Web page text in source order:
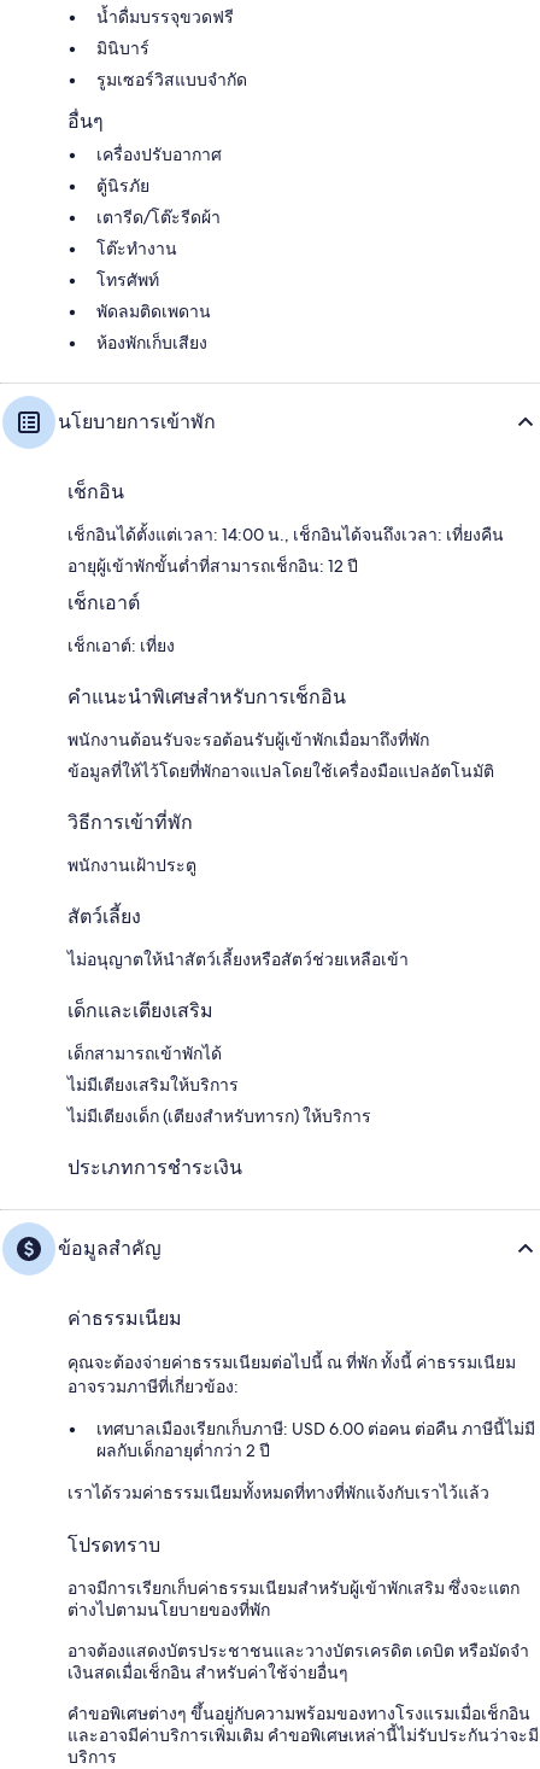
น้ำดื่มบรรจุขวดฟรี
มินิบาร์
รูมเซอร์วิสแบบจำกัด
อื่นๆ
เครื่องปรับอากาศ
ตู้นิรภัย
เตารีด/โต๊ะรีดผ้า
โต๊ะทำงาน
โทรศัพท์
พัดลมติดเพดาน
ห้องพักเก็บเสียง
นโยบายการเข้าพัก
เช็กอิน
เช็กอินได้ตั้งแต่เวลา: 14:00 น., เช็กอินได้จนถึงเวลา: เที่ยงคืน
อายุผู้เข้าพักขั้นต่ำที่สามารถเช็กอิน: 12 ปี
เช็กเอาต์
เช็กเอาต์: เที่ยง
คำแนะนำพิเศษสำหรับการเช็กอิน
พนักงานต้อนรับจะรอต้อนรับผู้เข้าพักเมื่อมาถึงที่พัก
ข้อมูลที่ให้ไว้โดยที่พักอาจแปลโดยใช้เครื่องมือแปลอัตโนมัติ
วิธีการเข้าที่พัก
พนักงานเฝ้าประตู
สัตว์เลี้ยง
ไม่อนุญาตให้นำสัตว์เลี้ยงหรือสัตว์ช่วยเหลือเข้า
เด็กและเตียงเสริม
เด็กสามารถเข้าพักได้
ไม่มีเตียงเสริมให้บริการ
ไม่มีเตียงเด็ก (เตียงสำหรับทารก) ให้บริการ
ประเภทการชำระเงิน
ข้อมูลสำคัญ
ค่าธรรมเนียม
คุณจะต้องจ่ายค่าธรรมเนียมต่อไปนี้ ณ ที่พัก ทั้งนี้ ค่าธรรมเนียม
อาจรวมภาษีที่เกี่ยวข้อง:
เทศบาลเมืองเรียกเก็บภาษี: USD 6.00 ต่อคน ต่อคืน ภาษีนี้ไม่มี
ผลกับเด็กอายุต่ำกว่า 2 ปี
เราได้รวมค่าธรรมเนียมทั้งหมดที่ทางที่พักแจ้งกับเราไว้แล้ว
โปรดทราบ
อาจมีการเรียกเก็บค่าธรรมเนียมสำหรับผู้เข้าพักเสริม ซึ่งจะแตก
ต่างไปตามนโยบายของที่พัก
อาจต้องแสดงบัตรประชาชนและวางบัตรเครดิต เดบิต หรือมัดจำ
เงินสดเมื่อเช็กอิน สำหรับค่าใช้จ่ายอื่นๆ
คำขอพิเศษต่างๆ ขึ้นอยู่กับความพร้อมของทางโรงแรมเมื่อเช็กอิน
และอาจมีค่าบริการเพิ่มเติม คำขอพิเศษเหล่านี้ไม่รับประกันว่าจะมี
บริการ